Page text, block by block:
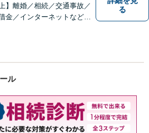
上】離婚／相続／交通事故／
金／インターネットなど幅
様にとって最善の解決を模
相談ください。
る
ル